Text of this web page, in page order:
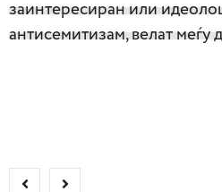
заинтересиран или
антисемитизам, велат меѓу